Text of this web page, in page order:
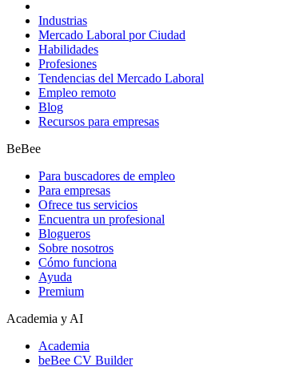
Industrias
Mercado Laboral por Ciudad
Habilidades
Profesiones
Tendencias del Mercado Laboral
Empleo remoto
Blog
Recursos para empresas
BeBee
Para buscadores de empleo
Para empresas
Ofrece tus servicios
Encuentra un profesional
Blogueros
Sobre nosotros
Cómo funciona
Ayuda
Premium
Academia y AI
Academia
beBee CV Builder